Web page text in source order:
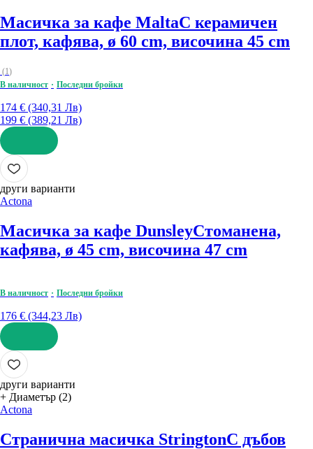
Масичка за кафе MaltaС керамичен
плот, кафява, ø 60 cm, височина 45 cm
(1)
В наличност
Последни бройки
174 € (340,31 Лв)
199 € (389,21 Лв)
ДОБАВИ
други варианти
Actona
Масичка за кафе DunsleyСтоманена,
кафява, ø 45 cm, височина 47 cm
В наличност Последни бройки
176 € (344,23 Лв)
ДОБАВИ
други варианти
+ Диаметър (2)
Actona
Странична масичка StringtonС дъбов